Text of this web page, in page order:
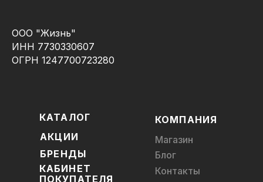
ООО "Жизнь"
ИНН 7730330607
ОГРН 1247700723280
КАТАЛОГ
КАБИНЕТ
ПОКУПАТЕЛЯ
БРЕНДЫ
АКЦИИ
Магазин
Блог
Контакты
КОМПАНИЯ